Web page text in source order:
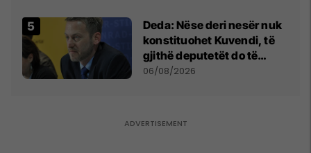
Deda: Nëse deri nesër nuk
konstituohet Kuvendi, të
gjithë deputetët do të
bëjnë shkelje të rëndë
06/08/2026